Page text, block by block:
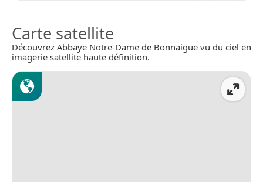
Carte satellite
Découvrez Abbaye Notre-Dame de Bonnaigue vu du ciel en
imagerie satellite haute définition.